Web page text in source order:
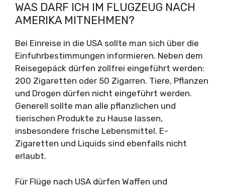
WAS DARF ICH IM FLUGZEUG NACH
AMERIKA MITNEHMEN?
Bei Einreise in die USA sollte man sich über die
Einfuhrbestimmungen informieren. Neben dem
Reisegepäck dürfen zollfrei eingeführt werden:
200 Zigaretten oder 50 Zigarren. Tiere, Pflanzen
und Drogen dürfen nicht eingeführt werden.
Generell sollte man alle pflanzlichen und
tierischen Produkte zu Hause lassen,
insbesondere frische Lebensmittel. E-
Zigaretten und Liquids sind ebenfalls nicht
erlaubt.
Für Flüge nach USA dürfen Waffen und